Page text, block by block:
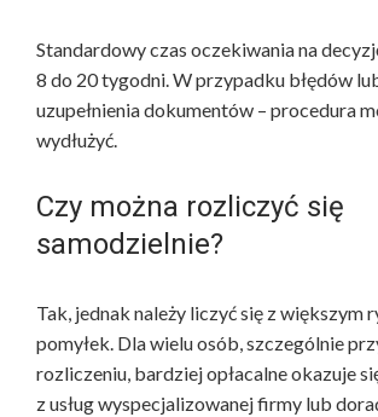
Standardowy czas oczekiwania na
8 do 20 tygodni. W przypadku błędów
uzupełnienia dokumentów – procedura
wydłużyć.
Czy można rozliczyć się
samodzielnie?
Tak, jednak należy liczyć się z większym
pomyłek. Dla wielu osób, szczególnie
rozliczeniu, bardziej opłacalne okazuje
z usług wyspecjalizowanej firmy lub